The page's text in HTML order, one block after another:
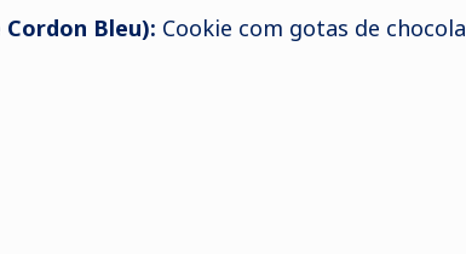
Bleu): Cookie com gotas de